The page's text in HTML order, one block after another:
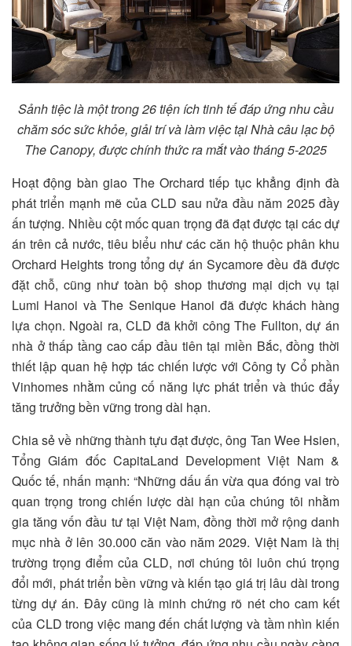
Sảnh tiệc là một trong 26 tiện ích tinh tế đáp ứng nhu cầu
chăm sóc sức khỏe, giải trí và làm việc tại Nhà câu lạc bộ
The Canopy, được chính thức ra mắt vào tháng 5-2025
Hoạt động bàn giao The Orchard tiếp tục khẳng định đà
phát triển mạnh mẽ của CLD sau nửa đầu năm 2025 đầy
ấn tượng. Nhiều cột mốc quan trọng đã đạt được tại các dự
án trên cả nước, tiêu biểu như các căn hộ thuộc phân khu
Orchard Heights trong tổng dự án Sycamore đều đã được
đặt chỗ, cũng như toàn bộ shop thương mại dịch vụ tại
Lumi Hanoi và The Senique Hanoi đã được khách hàng
lựa chọn. Ngoài ra, CLD đã khởi công The Fullton, dự án
nhà ở thấp tầng cao cấp đầu tiên tại miền Bắc, đồng thời
thiết lập quan hệ hợp tác chiến lược với Công ty Cổ phần
Vinhomes nhằm củng cố năng lực phát triển và thúc đẩy
tăng trưởng bền vững trong dài hạn.
Chia sẻ về những thành tựu đạt được, ông Tan Wee Hsien,
Tổng Giám đốc CapitaLand Development Việt Nam &
Quốc tế, nhấn mạnh: “Những dấu ấn vừa qua đóng vai trò
quan trọng trong chiến lược dài hạn của chúng tôi nhằm
gia tăng vốn đầu tư tại Việt Nam, đồng thời mở rộng danh
mục nhà ở lên 30.000 căn vào năm 2029. Việt Nam là thị
trường trọng điểm của CLD, nơi chúng tôi luôn chú trọng
đổi mới, phát triển bền vững và kiến tạo giá trị lâu dài trong
từng dự án. Đây cũng là minh chứng rõ nét cho cam kết
của CLD trong việc mang đến chất lượng và tầm nhìn kiến